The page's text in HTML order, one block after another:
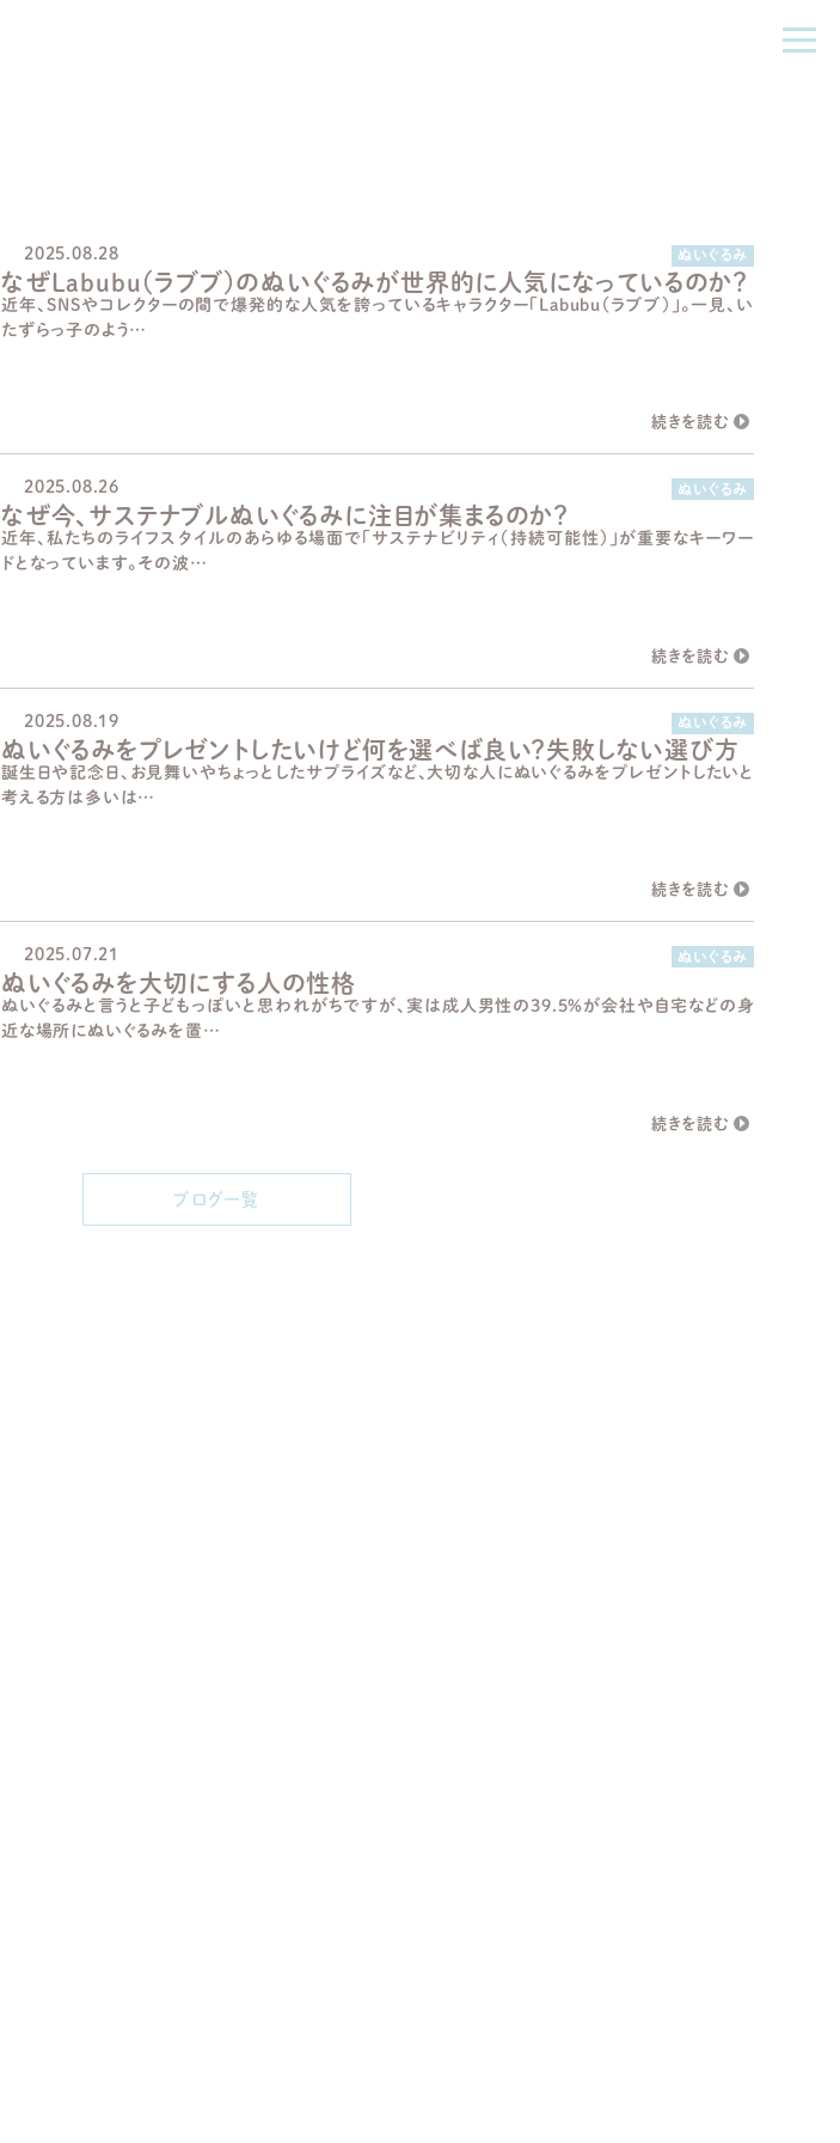
2025.08.28 ぬいぐるみ
なぜLabubu（ラブブ）のぬいぐるみが世界的に人気になっているのか？
近年、SNSやコレクターの間で爆発的な人気を誇っているキャラクター「Labubu（ラブブ）」。一見、い
たずらっ子のよう…
2025.08.26 ぬいぐるみ
なぜ今、サステナブルぬいぐるみに注目が集まるのか？
近年、私たちのライフスタイルのあらゆる場面で「サステナビリティ（持続可能性）」が重要なキーワー
ドとなっています。その波…
2025.08.19 ぬいぐるみ
ぬいぐるみをプレゼントしたいけど何を選べば良い？失敗しない選び方
誕生日や記念日、お見舞いやちょっとしたサプライズなど、大切な人にぬいぐるみをプレゼントしたいと
考える方は多いは…
2025.07.21 ぬいぐるみ
ぬいぐるみを大切にする人の性格
ぬいぐるみと言うと子どもっぽいと思われがちですが、実は成人男性の39.5%が会社や自宅などの身
近な場所にぬいぐるみを置…
ブログ一覧